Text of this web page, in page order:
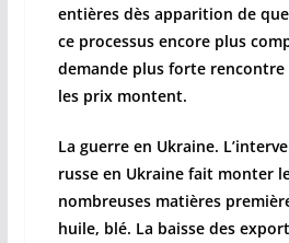
entières dès apparition de
ce processus encore plus
demande plus forte
les prix montent.
La guerre en Ukraine.
russe en Ukraine fait monter
nombreuses matières
huile, blé. La baisse des